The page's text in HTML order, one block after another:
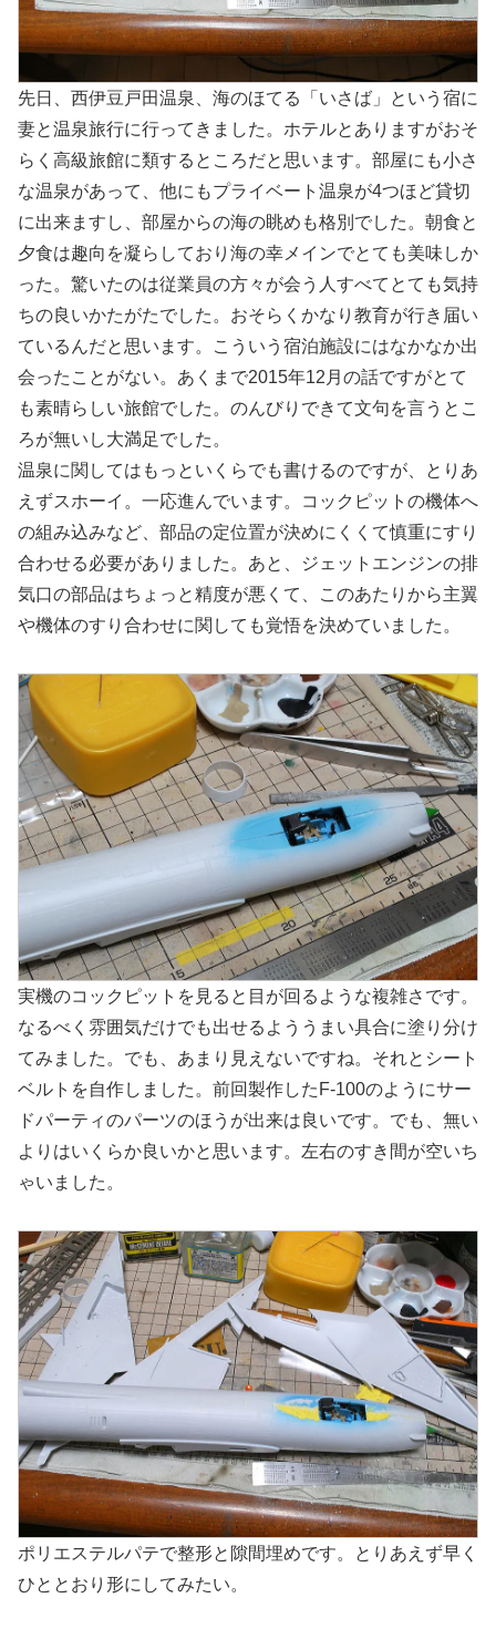
先日、西伊豆戸田温泉、海のほてる「いさば」という宿に
妻と温泉旅行に行ってきました。ホテルとありますがおそ
らく高級旅館に類するところだと思います。部屋にも小さ
な温泉があって、他にもプライベート温泉が4つほど貸切
に出来ますし、部屋からの海の眺めも格別でした。朝食と
夕食は趣向を凝らしており海の幸メインでとても美味しか
った。驚いたのは従業員の方々が会う人すべてとても気持
ちの良いかたがたでした。おそらくかなり教育が行き届い
ているんだと思います。こういう宿泊施設にはなかなか出
会ったことがない。あくまで2015年12月の話ですがとて
も素晴らしい旅館でした。のんびりできて文句を言うとこ
ろが無いし大満足でした。
温泉に関してはもっといくらでも書けるのですが、とりあ
えずスホーイ。一応進んでいます。コックピットの機体へ
の組み込みなど、部品の定位置が決めにくくて慎重にすり
合わせる必要がありました。あと、ジェットエンジンの排
気口の部品はちょっと精度が悪くて、このあたりから主翼
や機体のすり合わせに関しても覚悟を決めていました。
実機のコックピットを見ると目が回るような複雑さです。
なるべく雰囲気だけでも出せるよううまい具合に塗り分け
てみました。でも、あまり見えないですね。それとシート
ベルトを自作しました。前回製作したF-100のようにサー
ドパーティのパーツのほうが出来は良いです。でも、無い
よりはいくらか良いかと思います。左右のすき間が空いち
ゃいました。
ポリエステルパテで整形と隙間埋めです。とりあえず早く
ひととおり形にしてみたい。